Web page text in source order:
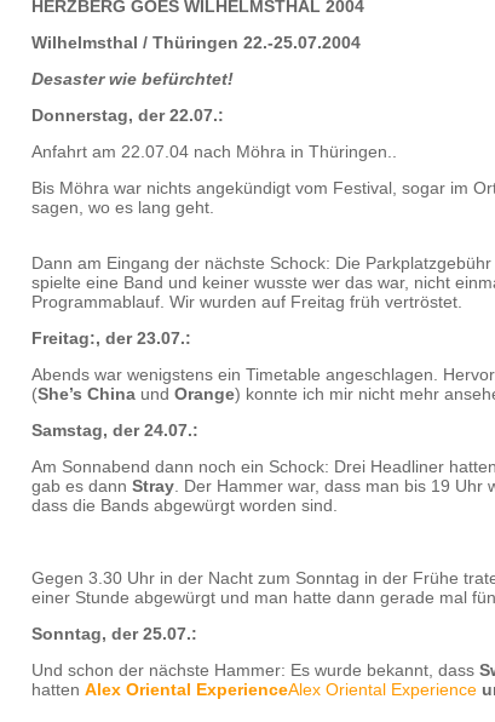
HERZBERG GOES WILHELMSTHAL 2004
Wilhelmsthal / Thüringen 22.-25.07.2004
Desaster wie befürchtet!
Donnerstag, der 22.07.:
Anfahrt am 22.07.04 nach Möhra in Thüringen..
Bis Möhra war nichts angekündigt vom Festival, sogar im
sagen, wo es lang geht.
Dann am Eingang der nächste Schock: Die
spielte eine Band und keiner wusste wer das war, nicht
Programmablauf. Wir wurden auf Freitag früh vertröstet.
Freitag:, der 23.07.:
Abends war wenigstens ein Timetable angeschlagen.
(She’s China und Orange) konnte ich mir nicht mehr
Samstag, der 24.07.:
Am Sonnabend dann noch ein Schock: Drei Headliner
gab es dann Stray . Der Hammer war, dass man bis 19
dass die Bands abgewürgt worden sind.
Gegen 3.30 Uhr in der Nacht zum Sonntag in der Frühe
einer Stunde abgewürgt und man hatte dann gerade mal
Sonntag, der 25.07.:
Und schon der nächste Hammer: Es wurde bekannt, dass
hatten Alex Oriental ExperienceAlex Oriental Experience